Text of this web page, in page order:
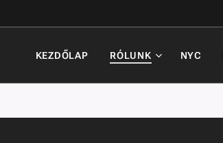
KEZDŐLAP RÓLUNK NYC